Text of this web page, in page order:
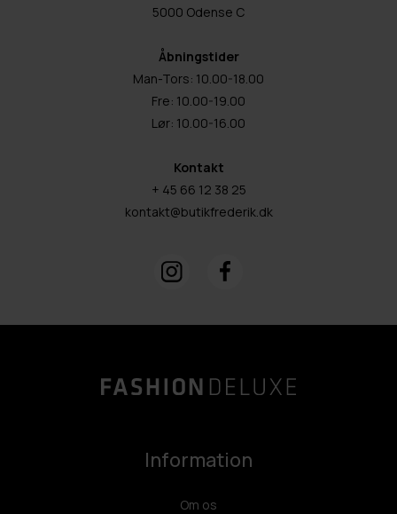
5000 Odense C
Åbningstider
Man-Tors: 10.00-18.00
Fre: 10.00-19.00
Lør: 10.00-16.00
Kontakt
+ 45 66 12 38 25
kontakt@butikfrederik.dk
Information
Om os